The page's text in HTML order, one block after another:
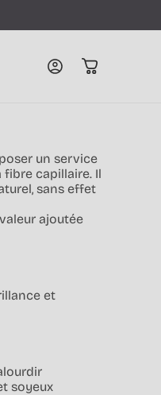
Connexion Panier
un service
capillaire. Il
sans effet
ajoutée
et
soyeux